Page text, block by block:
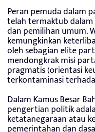
Peran pemuda dalam
telah termaktub
dan pemilihan umum.
kemungkinkan
oleh sebagian elite
mendongkrak misi
pragmatis (orientasi
terkontaminasi
Dalam Kamus Besar
pengertian politik
ketatanegaraan atau
pemerintahan dan